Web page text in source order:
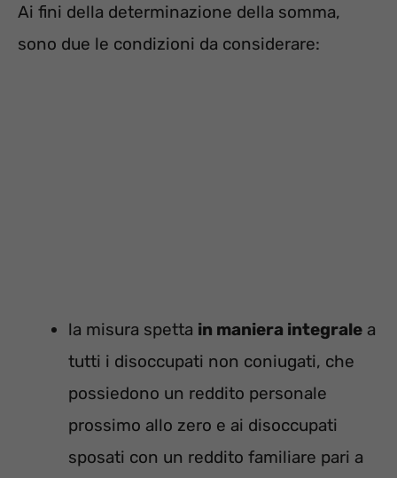
Ai fini della determinazione della somma,
sono due le condizioni da considerare:
la misura spetta in maniera integrale a
tutti i disoccupati non coniugati, che
possiedono un reddito personale
prossimo allo zero e ai disoccupati
sposati con un reddito familiare pari a